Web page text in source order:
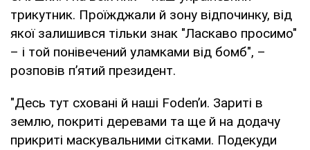
трикутник. Проїжджали й зону відпочинку, від
якої залишився тільки знак "Ласкаво просимо"
– і той понівечений уламками від бомб", –
розповів п’ятий президент.
"Десь тут сховані й наші Foden’и. Зариті в
землю, покриті деревами та ще й на додачу
прикриті маскувальними сітками. Подекуди